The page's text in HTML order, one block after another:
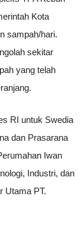
Kota
sampah/hari.
sekitar
yang telah
RI untuk Swedia
dan Prasarana
Iwan
Industri, dan
Utama PT.